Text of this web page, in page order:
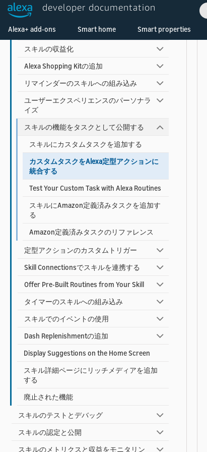
developer documentation
Alexa+ add-ons Smart home Smart properties
アカウントリンクの追加
Alexa広告IDの使用
スキルの収益化
Alexa Shopping Kitの追加
リマインダーのスキルへの組み込み
ユーザーエクスペリエンスのパーソナラ
イズ
スキルの機能をタスクとして公開する
スキルにカスタムタスクを追加する
カスタムタスクをAlexa定型アクションに
統合する
Test Your Custom Task with Alexa Routines
スキルにAmazon定義済みタスクを追加す
る
Amazon定義済みタスクのリファレンス
定型アクションのカスタムトリガー
Skill Connectionsでスキルを連携する
Offer Pre-Built Routines from Your Skill
タイマーのスキルへの組み込み
スキルでのイベントの使用
Dash Replenishmentの追加
Display Suggestions on the Home Screen
スキル詳細ページにリッチメディアを追加
する
廃止された機能
スキルのテストとデバッグ
スキルの認定と公開
スキルのメトリクスと収益をモニタリン
Welcome! Ask the DevAssistant